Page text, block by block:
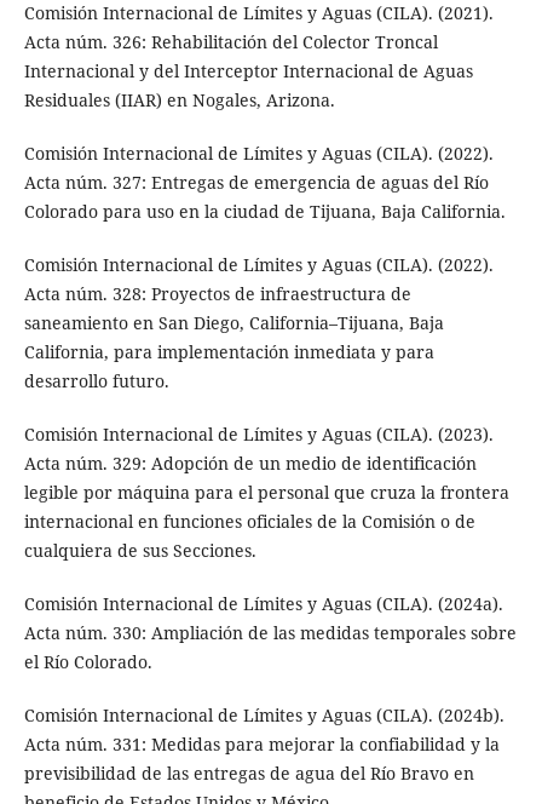
Comisión Internacional de Límites y Aguas (CILA). (2021).
Acta núm. 326: Rehabilitación del Colector Troncal
Internacional y del Interceptor Internacional de Aguas
Residuales (IIAR) en Nogales, Arizona.
Comisión Internacional de Límites y Aguas (CILA). (2022).
Acta núm. 327: Entregas de emergencia de aguas del Río
Colorado para uso en la ciudad de Tijuana, Baja California.
Comisión Internacional de Límites y Aguas (CILA). (2022).
Acta núm. 328: Proyectos de infraestructura de
saneamiento en San Diego, California–Tijuana, Baja
California, para implementación inmediata y para
desarrollo futuro.
Comisión Internacional de Límites y Aguas (CILA). (2023).
Acta núm. 329: Adopción de un medio de identificación
legible por máquina para el personal que cruza la frontera
internacional en funciones oficiales de la Comisión o de
cualquiera de sus Secciones.
Comisión Internacional de Límites y Aguas (CILA). (2024a).
Acta núm. 330: Ampliación de las medidas temporales sobre
el Río Colorado.
Comisión Internacional de Límites y Aguas (CILA). (2024b).
Acta núm. 331: Medidas para mejorar la confiabilidad y la
previsibilidad de las entregas de agua del Río Bravo en